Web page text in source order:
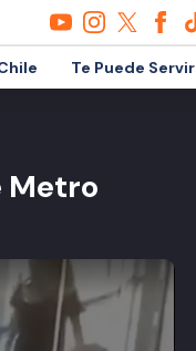
Te Puede Servir
Metro